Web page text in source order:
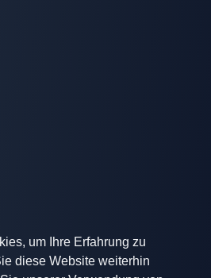
um Ihre Erfahrung zu
diese Website weiterhin